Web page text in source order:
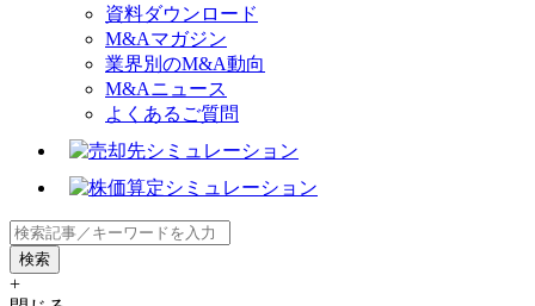
資料ダウンロード
M&Aマガジン
業界別のM&A動向
M&Aニュース
よくあるご質問
+